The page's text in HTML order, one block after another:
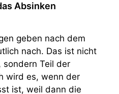
Absinken
geben nach dem
nach. Das ist nicht
sondern Teil der
wird es, wenn der
ist, weil dann die